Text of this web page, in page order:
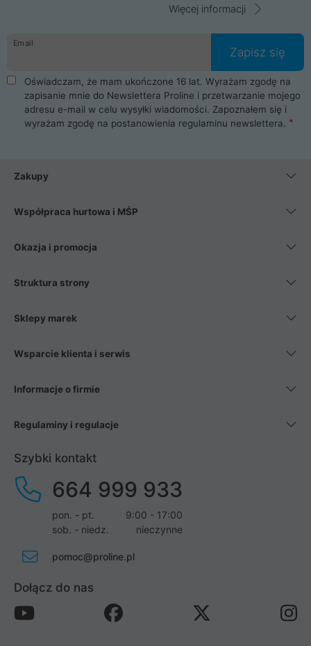
komunikacja ze sklepem komputerowym ProLine jest
danych osobowych. Dlatego zakup notebooka albo laptopa w
ProLine to czysta przyjemność i pełne bezpieczeństwo.
Zaopatrzysz się u nas w akcesoria i części komputerowe
takie jak procesory, karty graficzne, płyty główne, pamięci,
dyski SSD, M.2 oraz HDD. Nasi pracownicy pomogą Ci wybrać
najlepszy zasilacz komputerowy oraz obudowę do komputera.
Poza komputerami mamy również najlepsze na rynku
Smartfony takich producentów jak Xiaomi, Apple, Samsung i
wentylatory. Na koniec mając już to wszystko, możesz
Więcej informacji
Email
Zapisz się
Oświadczam, że mam ukończone 16 lat. Wyrażam zgodę na
zapisanie mnie do Newslettera Proline i przetwarzanie mojego
adresu e-mail w celu wysyłki wiadomości. Zapoznałem się i
wyrażam zgodę na postanowienia regulaminu newslettera.
Zakupy
Współpraca hurtowa i MŚP
Okazja i promocja
Struktura strony
Sklepy marek
Wsparcie klienta i serwis
Informacje o firmie
Regulaminy i regulacje
Szybki kontakt
664 999 933
pon. - pt.
9:00 - 17:00
sob. - niedz.
nieczynne
pomoc@proline.pl
Dołącz do nas